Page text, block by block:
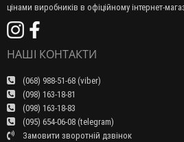
цінами виробників в офіційному інтернет-
НАШІ КОНТАКТИ
(068) 988-51-68 (viber)
(098) 163-18-81
(098) 163-18-83
(095) 654-06-08 (telegram)
Замовити зворотній дзвінок